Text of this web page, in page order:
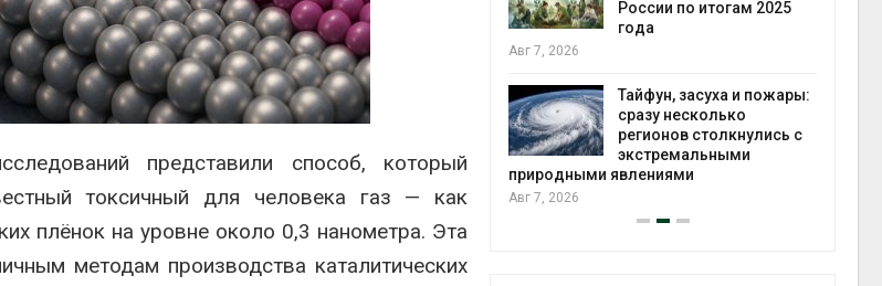
представили способ, который
токсичный для человека газ — как
плёнок на уровне около 0,3 нанометра. Эта
методам производства каталитических
более 140
может обходиться без
кондиционера и почти
без отопления
Авг 7, 2026
Камчатские северные
перед осенней миграцией
России по итогам 2025
года
Авг 7, 2026
Тайфун, засуха и пожары:
сразу несколько
регионов столкнулись с
экстремальными
природными явлениями
Авг 7, 2026